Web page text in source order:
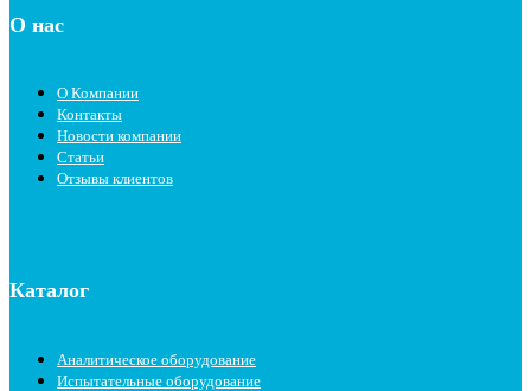
О нас
О Компании
Контакты
Новости компании
Статьи
Отзывы клиентов
Каталог
Аналитическое оборудование
Испытательные оборудование